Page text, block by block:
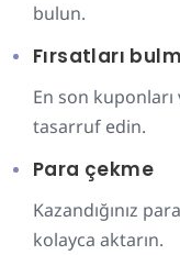
bulun.
Fırsatları
En son
tasarruf edin.
Para çekme
Kazandığınız
kolayca aktarın.